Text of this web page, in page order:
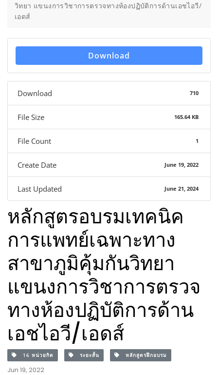
วิทยา แขนงการวิชาการตรวจทางห้องปฏิบัติการด้านเอชไอวี/
เอดส์
Download
Download 710
File Size 165.64 KB
File Count 1
Create Date June 19, 2022
Last Updated June 21, 2024
หลักสูตรอบรมเทคนิค
การแพทย์เฉพาะทาง
สาขาภูมิคุ้มกันวิทยา
แขนงการวิชาการตรวจ
ทางห้องปฏิบัติการด้าน
เอชไอวี/เอดส์
16 หน่วยกิต ระยะสั้น หลักสูตรฝึกอบรม
Jun 19, 2022